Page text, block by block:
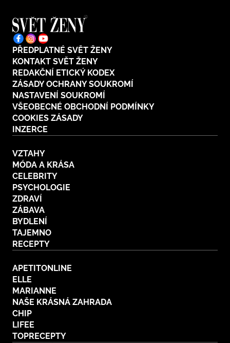
PŘEDPLATNÉ SVĚT ŽENY
KONTAKT SVĚT ŽENY
REDAKČNÍ ETICKÝ KODEX
ZÁSADY OCHRANY SOUKROMÍ
NASTAVENÍ SOUKROMÍ
VŠEOBECNÉ OBCHODNÍ PODMÍNKY
COOKIES ZÁSADY
INZERCE
VZTAHY
MÓDA A KRÁSA
CELEBRITY
PSYCHOLOGIE
ZDRAVÍ
ZÁBAVA
BYDLENÍ
TAJEMNO
RECEPTY
APETITONLINE
ELLE
MARIANNE
NAŠE KRÁSNÁ ZAHRADA
CHIP
LIFEE
TOPRECEPTY